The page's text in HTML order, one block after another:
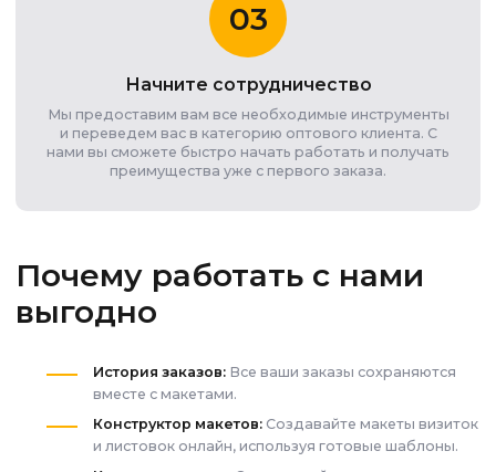
03
Начните сотрудничество
Мы предоставим вам все необходимые инструменты
и переведем вас в категорию оптового клиента. С
нами вы сможете быстро начать работать и получать
преимущества уже с первого заказа.
Почему работать с нами
выгодно
История заказов: Все ваши заказы сохраняются
вместе с макетами.
Конструктор макетов: Создавайте макеты визиток
и листовок онлайн, используя готовые шаблоны.